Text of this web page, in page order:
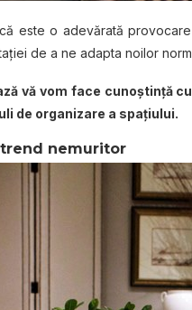
este o adevărată
de a ne adapta noilor
vă vom face cunoştinţă
de organizare a spaţiului.
trend nemuritor